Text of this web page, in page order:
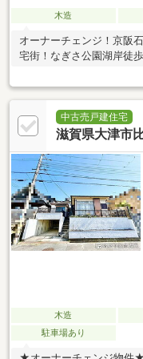
木造
オーナーチェンジ！京阪
宅街！なぎさ公園湖岸徒歩
中古売戸建住宅
滋賀県大津市
木造
駐車場あり